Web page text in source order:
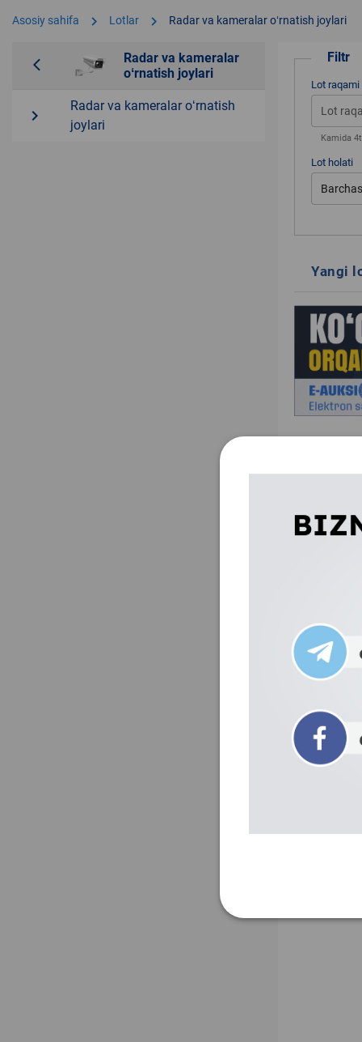
Asosiy sahifa chevron_right Lotlar chevron_right Radar va kameralar oʻrnatish joylari
arrow_back_ios
Radar va kameralar
oʻrnatish joylari
navigate_next
Radar va kameralar oʻrnatish
joylari
Filtr
Lot
Kamida
Lot holati
Yangi